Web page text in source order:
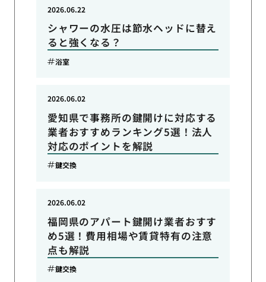
シャワーの水圧は節水ヘッドに替え
ると強くなる？
2026.06.22
浴室
愛知県で事務所の鍵開けに対応する
業者おすすめランキング5選！法人
対応のポイントを解説
2026.06.02
鍵交換
福岡県のアパート鍵開け業者おすす
め5選！費用相場や賃貸特有の注意
点も解説
2026.06.02
鍵交換